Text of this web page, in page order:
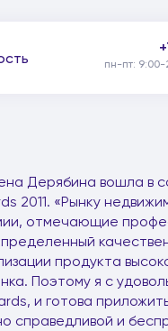
пн-пт: 9:00-
Дерябина вошла в
2011. «Рынку
отмечающие
продукта
Поэтому я с
и готова
справедливой и